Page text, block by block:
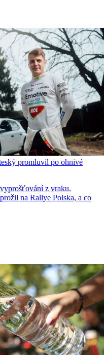
promluvil po ohnivé
z vraku.
na Rallye Polska, a co